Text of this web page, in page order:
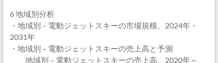
6 地域別分析
・地域別 – 電動ジェットスキーの市場規模、2024年・
2031年
・地域別 – 電動ジェットスキーの売上高と予測
地域別 – 電動ジェットスキーの売上高、2020年～